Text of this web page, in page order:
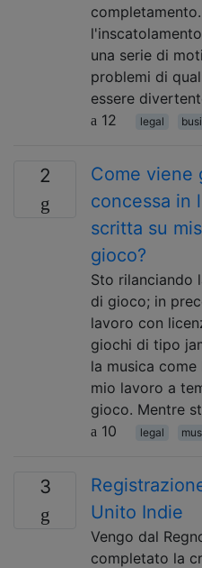
una serie di
problemi di
essere
12
legal
2
Come viene
concessa in
scritta su
gioco?
Sto rilanciando
di gioco; in
lavoro con
giochi di tipo
la musica
mio lavoro a
gioco. Mentre
10
legal
3
Unito Indie
Vengo dal
completato la